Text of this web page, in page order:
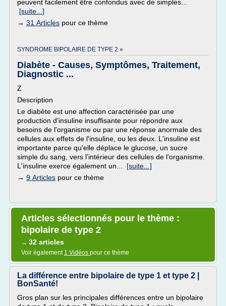
peuvent facilement être confondus avec de simples...
[suite...]
→ 31 Articles pour ce thème
SYNDROME BIPOLAIRE DE TYPE 2 »
Diabète - Causes, Symptômes, Traitement,
Diagnostic ...
Z
Description
Le diabète est une affection caractérisée par une
production d'insuline insuffisante pour répondre aux
besoins de l'organisme ou par une réponse anormale des
cellules aux effets de l'insuline, ou les deux. L'insuline est
importante parce qu'elle déplace le glucose, un sucre
simple du sang, vers l'intérieur des cellules de l'organisme.
L'insuline exerce également un... [suite...]
→ 9 Articles pour ce thème
Articles sélectionnés pour le thème :
bipolaire de type 2
→ 32 articles
Voir également 1 Vidéos pour ce thème
La différence entre bipolaire de type 1 et type 2 |
BonSanté!
Gros plan sur les principales différences entre un bipolaire